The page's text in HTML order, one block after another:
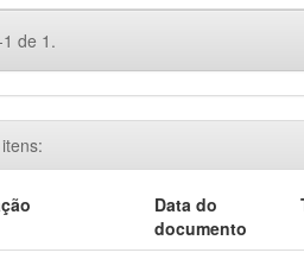
de 1.
Data do
documento